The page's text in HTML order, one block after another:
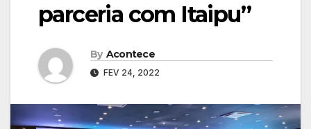
parceria com Itaipu”
By Acontece
FEV 24, 2022